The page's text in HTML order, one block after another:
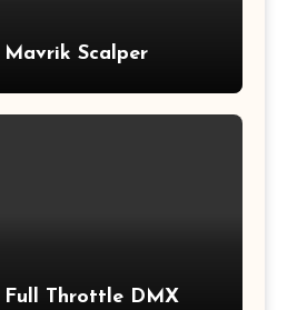
Mavrik Scalper
Full Throttle DMX